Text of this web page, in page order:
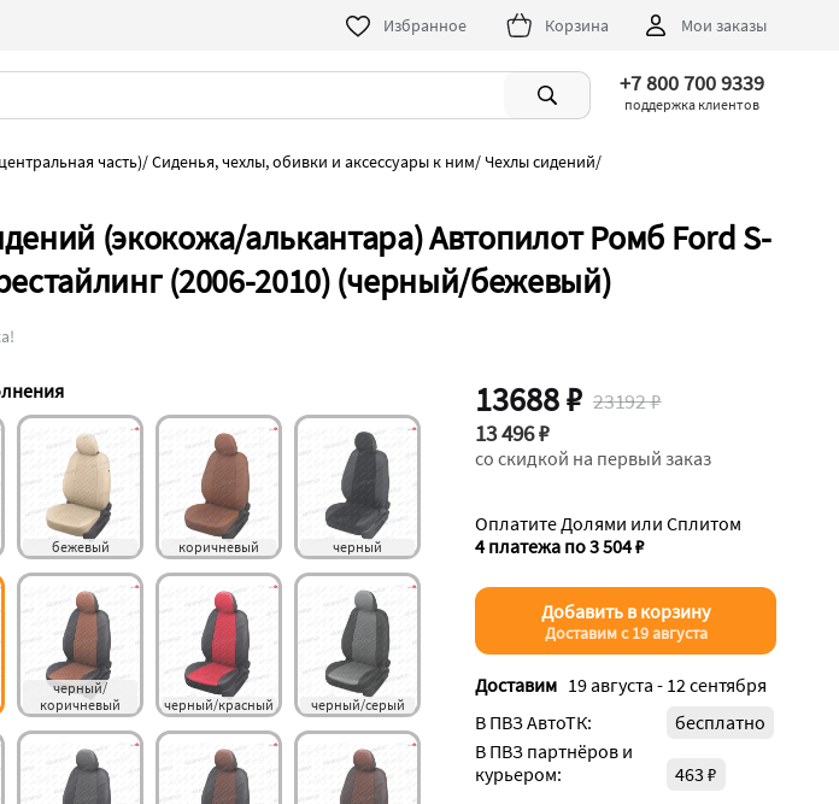
Избранное Корзина Мои заказы
+7 800 700 9339
поддержка клиентов
часть)/Сиденья, чехлы, обивки и аксессуары к ним/ Чехлы сидений/
(экокожа/алькантара) Автопилот Ромб Ford S-
(2006-2010) (черный/бежевый)
бежевый коричневый черный
черный/
коричневый
черный/красный черный/серый
13688 ₽ 23192 ₽
13 496 ₽
со скидкой на первый заказ
Оплатите Долями или Сплитом
4 платежа по 3 504 ₽
Добавить в корзину
Доставим с 19 августа
Доставим 19 августа - 12 сентября
В ПВЗ АвтоТК:
бесплатно
В ПВЗ партнёров и
курьером:
463 ₽